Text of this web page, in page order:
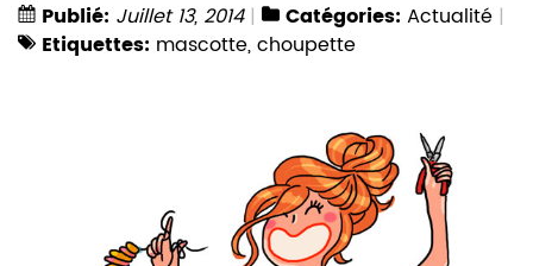
Publié: Juillet 13, 2014 Catégories: Actualité
Etiquettes: mascotte,choupette